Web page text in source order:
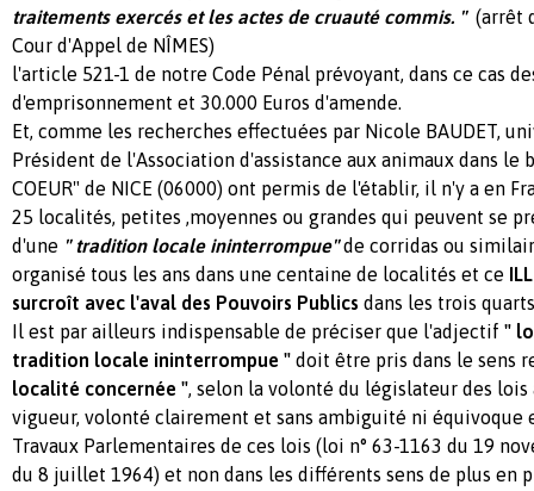
traitements exercés et les actes de cruauté commis. " (arrêt
Cour d'Appel de NÎMES)
l'article 521-1 de notre Code Pénal prévoyant, dans ce cas
d'emprisonnement et 30.000 Euros d'amende.
Et, comme les recherches effectuées par Nicole BAUDET,
Président de l'Association d'assistance aux animaux dans le
COEUR" de NICE (06000) ont permis de l'établir, il n'y a en
25 localités, petites ,moyennes ou grandes qui peuvent se
d'une " tradition locale ininterrompue"de corridas ou
organisé tous les ans dans une centaine de localités et ce
surcroît avec l'aval des Pouvoirs Publics dans les trois
Il est par ailleurs indispensable de préciser que l'adjectif "
tradition locale ininterrompue " doit être pris dans le sens
localité concernée ", selon la volonté du législateur des
vigueur, volonté clairement et sans ambiguité ni équivoque
Travaux Parlementaires de ces lois (loi n° 63-1163 du 19
du 8 juillet 1964) et non dans les différents sens de plus en